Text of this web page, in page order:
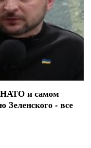
НАТО и самом
- все